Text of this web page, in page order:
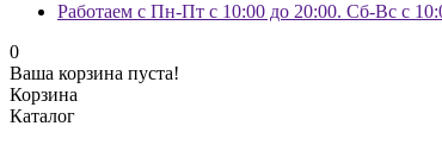
Работаем с Пн-Пт с 10:00 до 20:00. Сб-Вс с
0
Ваша корзина пуста!
Корзина
Каталог